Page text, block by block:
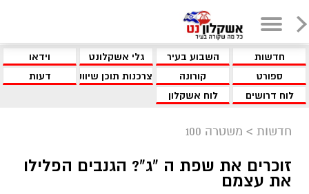
חדשות השבוע בעיר גלי אשקלונט
וידאו
ספורט
קורונה צרכנות תוכן שיווקי
דעות
לוח דרושים
לוח אשקלון
חדשות > משטרה 100
זוכרים את שפת ה "ג"? הגנבים הפלילו
את עצמם